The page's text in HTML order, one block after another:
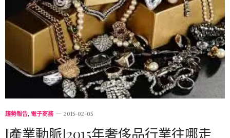
趨勢報告, 電子商務 2015-02-05
[產業動脈]2015年奢侈品行業往哪走